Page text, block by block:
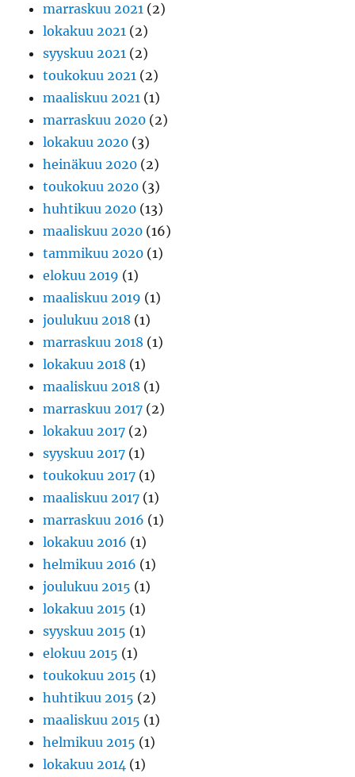
marraskuu 2021 (2)
lokakuu 2021 (2)
syyskuu 2021 (2)
toukokuu 2021 (2)
maaliskuu 2021 (1)
marraskuu 2020 (2)
lokakuu 2020 (3)
heinäkuu 2020 (2)
toukokuu 2020 (3)
huhtikuu 2020 (13)
maaliskuu 2020 (16)
tammikuu 2020 (1)
elokuu 2019 (1)
maaliskuu 2019 (1)
joulukuu 2018 (1)
marraskuu 2018 (1)
lokakuu 2018 (1)
maaliskuu 2018 (1)
marraskuu 2017 (2)
lokakuu 2017 (2)
syyskuu 2017 (1)
toukokuu 2017 (1)
maaliskuu 2017 (1)
marraskuu 2016 (1)
lokakuu 2016 (1)
helmikuu 2016 (1)
joulukuu 2015 (1)
lokakuu 2015 (1)
syyskuu 2015 (1)
elokuu 2015 (1)
toukokuu 2015 (1)
huhtikuu 2015 (2)
maaliskuu 2015 (1)
helmikuu 2015 (1)
lokakuu 2014 (1)